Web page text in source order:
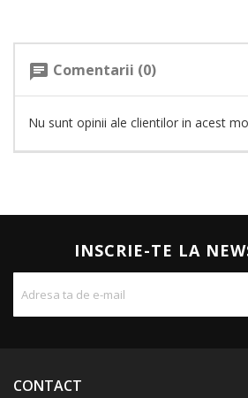
chat Comentarii (0)
Nu sunt opinii ale clientilor in acest
INSCRIE-TE LA
CONTACT